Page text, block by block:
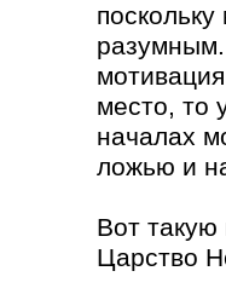
место, то
началах
ложью и
Вот
Царство